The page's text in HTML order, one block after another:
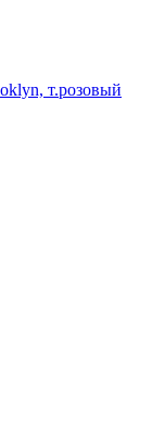
т.розовый